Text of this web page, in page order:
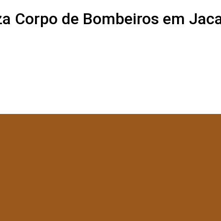
Corpo de Bombeiros em